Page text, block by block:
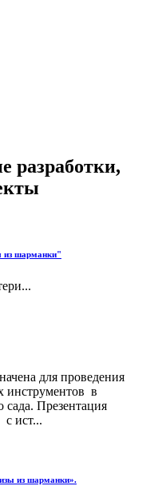
разработки,
шарманки"
для проведения
инструментов в
сада. Презентация
с ист...
из шарманки».